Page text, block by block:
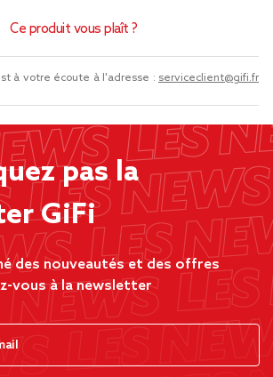
Ce produit vous plaît ?
à votre écoute à l'adresse : serviceclient@gifi.fr
pas la
GiFi
des nouveautés et des offres
vous à la newsletter